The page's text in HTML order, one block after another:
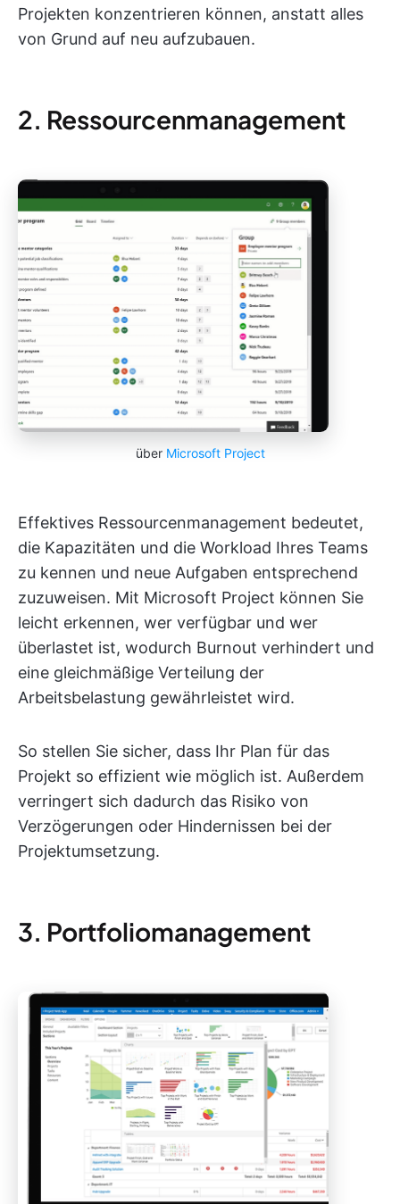
Projekten konzentrieren können, anstatt alles
von Grund auf neu aufzubauen.
2. Ressourcenmanagement
über Microsoft Project
Effektives Ressourcenmanagement bedeutet,
die Kapazitäten und die Workload Ihres Teams
zu kennen und neue Aufgaben entsprechend
zuzuweisen. Mit Microsoft Project können Sie
leicht erkennen, wer verfügbar und wer
überlastet ist, wodurch Burnout verhindert und
eine gleichmäßige Verteilung der
Arbeitsbelastung gewährleistet wird.
So stellen Sie sicher, dass Ihr Plan für das
Projekt so effizient wie möglich ist. Außerdem
verringert sich dadurch das Risiko von
Verzögerungen oder Hindernissen bei der
Projektumsetzung.
3. Portfoliomanagement